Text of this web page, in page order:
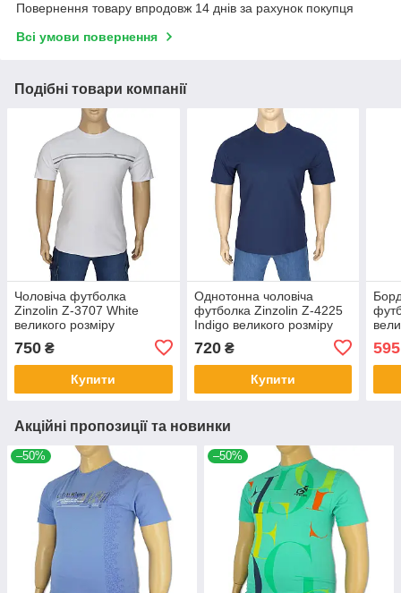
Повернення товару впродовж 14 днів за рахунок покупця
Всі умови повернення
Подібні товари компанії
Чоловіча футболка
Zinzolin Z-3707 White
великого розміру
750 ₴
Купити
Однотонна чоловіча
футболка Zinzolin Z-4225
Indigo великого розміру
720₴
Купити
595
Акційні пропозиції та новинки
–50% –50%